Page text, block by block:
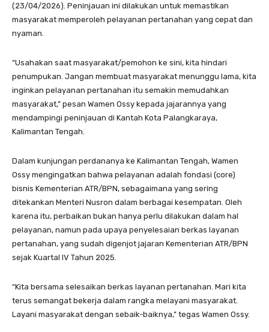
(23/04/2026). Peninjauan ini dilakukan untuk memastikan
masyarakat memperoleh pelayanan pertanahan yang cepat dan
nyaman.
“Usahakan saat masyarakat/pemohon ke sini, kita hindari
penumpukan. Jangan membuat masyarakat menunggu lama, kita
inginkan pelayanan pertanahan itu semakin memudahkan
masyarakat,” pesan Wamen Ossy kepada jajarannya yang
mendampingi peninjauan di Kantah Kota Palangkaraya,
Kalimantan Tengah.
Dalam kunjungan perdananya ke Kalimantan Tengah, Wamen
Ossy mengingatkan bahwa pelayanan adalah fondasi (core)
bisnis Kementerian ATR/BPN, sebagaimana yang sering
ditekankan Menteri Nusron dalam berbagai kesempatan. Oleh
karena itu, perbaikan bukan hanya perlu dilakukan dalam hal
pelayanan, namun pada upaya penyelesaian berkas layanan
pertanahan, yang sudah digenjot jajaran Kementerian ATR/BPN
sejak Kuartal IV Tahun 2025.
“Kita bersama selesaikan berkas layanan pertanahan. Mari kita
terus semangat bekerja dalam rangka melayani masyarakat.
Layani masyarakat dengan sebaik-baiknya,” tegas Wamen Ossy.